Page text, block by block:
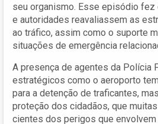
seu organismo. Esse episódio
e autoridades reavaliassem as
ao tráfico, assim como o suporte
situações de emergência
A presença de agentes da Polícia
estratégicos como o aeroporto
para a detenção de traficantes,
proteção dos cidadãos, que
cientes dos perigos que